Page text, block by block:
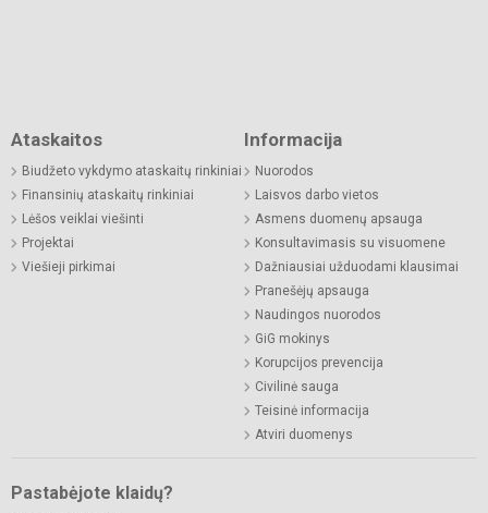
Ataskaitos
Biudžeto vykdymo ataskaitų rinkiniai
Finansinių ataskaitų rinkiniai
Lėšos veiklai viešinti
Projektai
Viešieji pirkimai
Informacija
Nuorodos
Laisvos darbo vietos
Asmens duomenų apsauga
Konsultavimasis su visuomene
Dažniausiai užduodami klausimai
Pranešėjų apsauga
Naudingos nuorodos
GiG mokinys
Korupcijos prevencija
Civilinė sauga
Teisinė informacija
Atviri duomenys
Pastabėjote klaidų?